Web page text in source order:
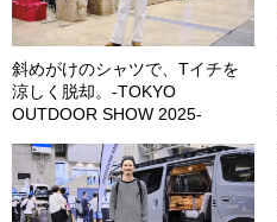
斜めがけのシャツで、Tイチを
涼しく脱却。-TOKYO
OUTDOOR SHOW 2025-